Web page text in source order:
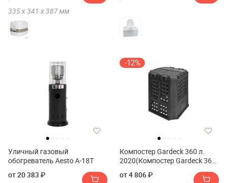
335 х341 х387мм
Уличный газовый
обогреватель Aesto A-18T
от 20 383 ₽
-12%
Компостер Gardeck 360 л.
2020(Компостер Gardeck 360
от 4 806 ₽